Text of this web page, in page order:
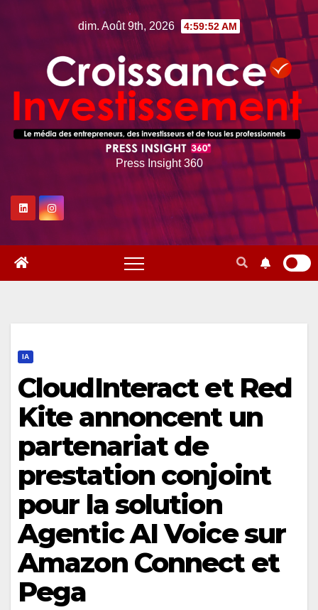
dim. Août 9th, 2026 4:59:53 AM
Press Insight 360
IA
CloudInteract et Red
Kite annoncent un
partenariat de
prestation conjoint
pour la solution
Agentic AI Voice sur
Amazon Connect et
Pega